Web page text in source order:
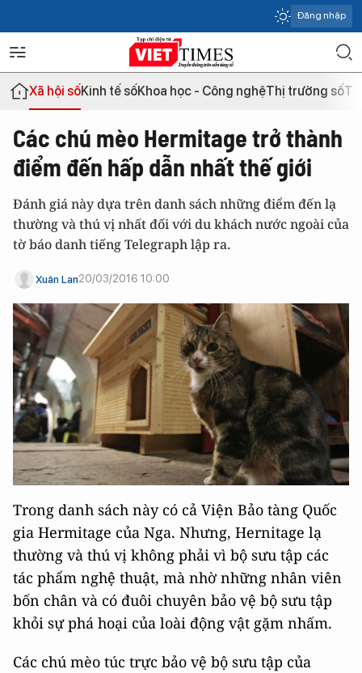
Đăng nhập
Xã hội sốKinh tế sốKhoa học - Công nghệThị trường số
Các chú mèo Hermitage trở thành
điểm đến hấp dẫn nhất thế giới
Đánh giá này dựa trên danh sách những điểm đến lạ
thường và thú vị nhất đối với du khách nước ngoài của
tờ báo danh tiếng Telegraph lập ra.
Xuân Lan20/03/2016 10:00
Trong danh sách này có cả Viện Bảo tàng Quốc
gia Hermitage của Nga. Nhưng, Hernitage lạ
thường và thú vị không phải vì bộ sưu tập các
tác phẩm nghệ thuật, mà nhờ những nhân viên
bốn chân và có đuôi chuyên bảo vệ bộ sưu tập
khỏi sự phá hoại của loài động vật gặm nhấm.
Các chú mèo túc trực bảo vệ bộ sưu tập của